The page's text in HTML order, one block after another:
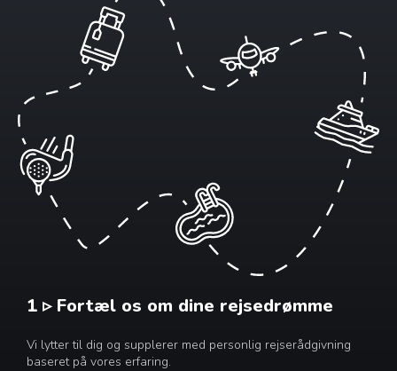
1 ▹ Fortæl os om dine rejsedrømme
Vi lytter til dig og supplerer med personlig rejserådgivning
baseret på vores erfaring.